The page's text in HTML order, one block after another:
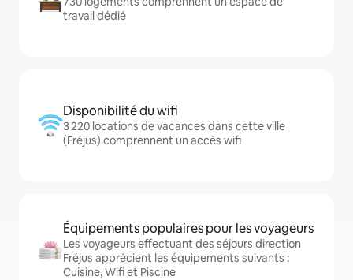
travail dédié
Disponibilité du wifi
3 220 locations de vacances dans cette ville
(Fréjus) comprennent un accès wifi
Équipements populaires pour les voyageurs
Les voyageurs effectuant des séjours direction
Fréjus apprécient les équipements suivants :
Cuisine, Wifi et Piscine